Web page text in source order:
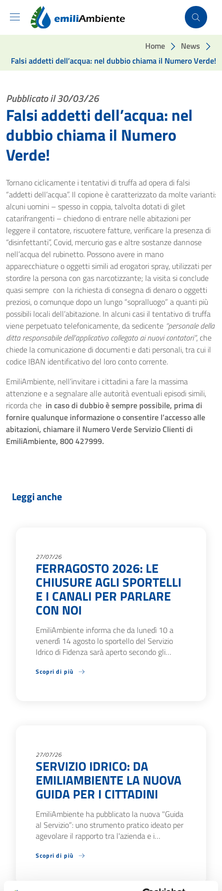
Vai ai contenuti
Vai al footer
Home
News
Falsi addetti dell’acqua: nel dubbio chiama il Numero Verde!
Pubblicato il 30/03/26
Falsi addetti dell’acqua: nel
dubbio chiama il Numero
Verde!
Tornano ciclicamente i tentativi di truffa ad opera di falsi
“addetti dell’acqua”. Il copione è caratterizzato da molte varianti:
alcuni uomini – spesso in coppia, talvolta dotati di gilet
catarifrangenti – chiedono di entrare nelle abitazioni per
leggere il contatore, riscuotere fatture, verificare la presenza di
“disinfettanti”, Covid, mercurio gas e altre sostanze dannose
nell’acqua del rubinetto. Possono avere in mano
apparecchiature o oggetti simili ad erogatori spray, utilizzati per
stordire la persona con gas narcotizzante; la visita si conclude
quasi sempre con la richiesta di consegna di denaro o oggetti
preziosi, o comunque dopo un lungo “sopralluogo” a quanti più
possibili locali dell’abitazione. In alcuni casi il tentativo di truffa
viene perpetuato telefonicamente, da sedicente “personale della
ditta responsabile dell’applicativo collegato ai nuovi contatori”, che
chiede la comunicazione di documenti e dati personali, tra cui il
codice IBAN identificativo del loro conto corrente.
EmiliAmbiente, nell’invitare i cittadini a fare la massima
attenzione e a segnalare alle autorità eventuali episodi simili,
ricorda che in caso di dubbio è sempre possibile, prima di
fornire qualunque informazione o consentire l’accesso alle
abitazioni, chiamare il Numero Verde Servizio Clienti di
EmiliAmbiente, 800 427999.
Leggi anche
27/07/26
FERRAGOSTO 2026: LE
CHIUSURE AGLI SPORTELLI
E I CANALI PER PARLARE
CON NOI
EmiliAmbiente informa che da lunedì 10 a
venerdì 14 agosto lo sportello del Servizio
Idrico di Fidenza sarà aperto secondo gli…
Scopri di più
27/07/26
SERVIZIO IDRICO: DA
EMILIAMBIENTE LA NUOVA
GUIDA PER I CITTADINI
EmiliAmbiente ha pubblicato la nuova "Guida
al Servizio”: uno strumento pratico ideato per
agevolare il rapporto tra l'azienda e i…
Scopri di più